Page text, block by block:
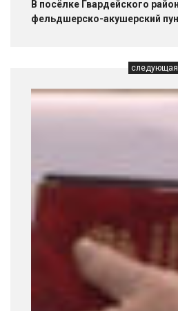
В посёлке Гвардейского
фельдшерско-акушерский
следующая